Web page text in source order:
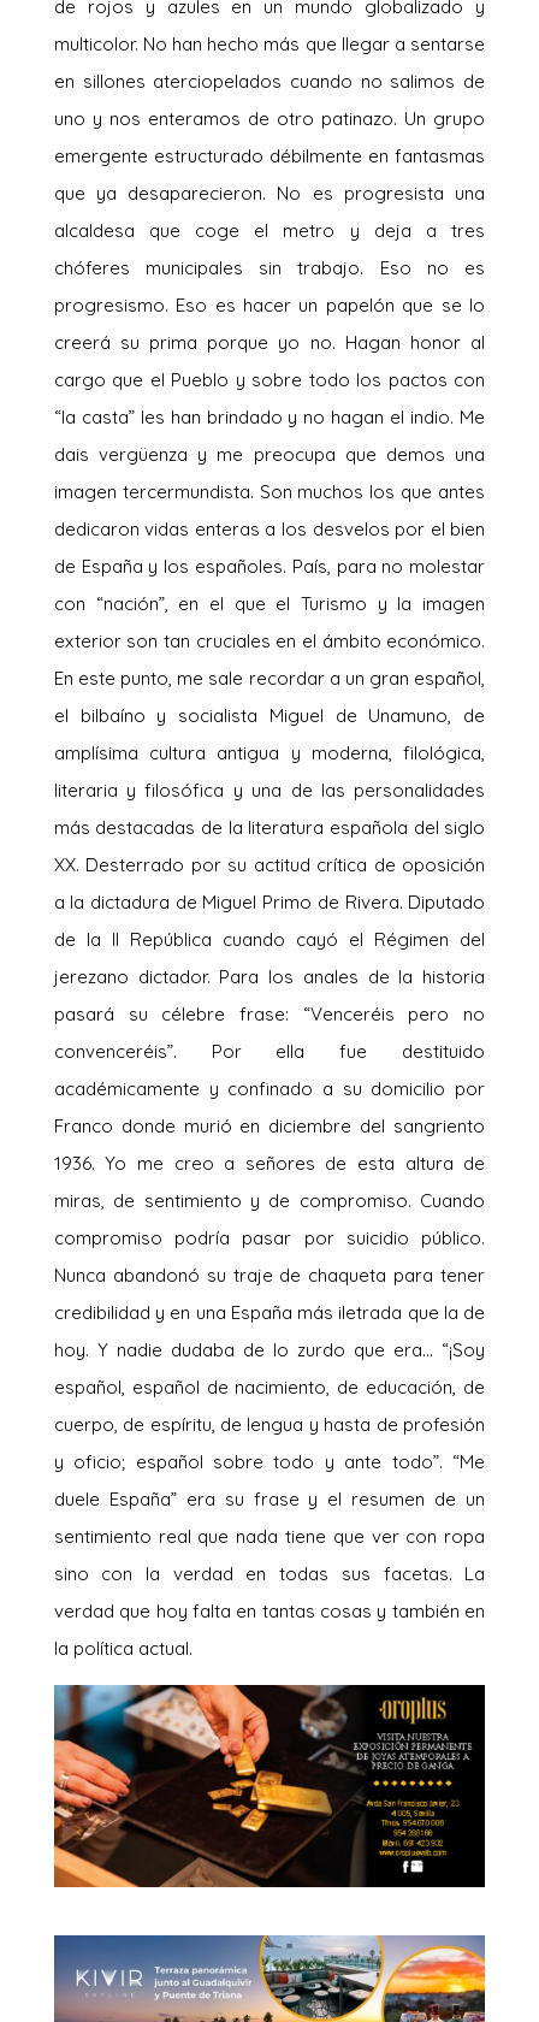
de rojos y azules en un mundo globalizado y
multicolor. No han hecho más que llegar a sentarse
en sillones aterciopelados cuando no salimos de
uno y nos enteramos de otro patinazo. Un grupo
emergente estructurado débilmente en fantasmas
que ya desaparecieron. No es progresista una
alcaldesa que coge el metro y deja a tres
chóferes municipales sin trabajo. Eso no es
progresismo. Eso es hacer un papelón que se lo
creerá su prima porque yo no. Hagan honor al
cargo que el Pueblo y sobre todo los pactos con
“la casta” les han brindado y no hagan el indio. Me
dais vergüenza y me preocupa que demos una
imagen tercermundista. Son muchos los que antes
dedicaron vidas enteras a los desvelos por el bien
de España y los españoles. País, para no molestar
con “nación”, en el que el Turismo y la imagen
exterior son tan cruciales en el ámbito económico.
En este punto, me sale recordar a un gran español,
el bilbaíno y socialista Miguel de Unamuno, de
amplísima cultura antigua y moderna, filológica,
literaria y filosófica y una de las personalidades
más destacadas de la literatura española del siglo
XX. Desterrado por su actitud crítica de oposición
a la dictadura de Miguel Primo de Rivera. Diputado
de la II República cuando cayó el Régimen del
jerezano dictador. Para los anales de la historia
pasará su célebre frase: “Venceréis pero no
convenceréis”. Por ella fue destituido
académicamente y confinado a su domicilio por
Franco donde murió en diciembre del sangriento
1936. Yo me creo a señores de esta altura de
miras, de sentimiento y de compromiso. Cuando
compromiso podría pasar por suicidio público.
Nunca abandonó su traje de chaqueta para tener
credibilidad y en una España más iletrada que la de
hoy. Y nadie dudaba de lo zurdo que era… “¡Soy
español, español de nacimiento, de educación, de
cuerpo, de espíritu, de lengua y hasta de profesión
y oficio; español sobre todo y ante todo”. “Me
duele España” era su frase y el resumen de un
sentimiento real que nada tiene que ver con ropa
sino con la verdad en todas sus facetas. La
verdad que hoy falta en tantas cosas y también en
la política actual.